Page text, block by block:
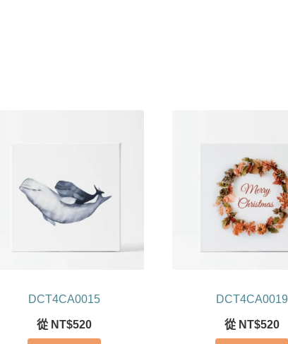
DCT4CA0015
從 NT$520
DCT4CA0019
從 NT$520